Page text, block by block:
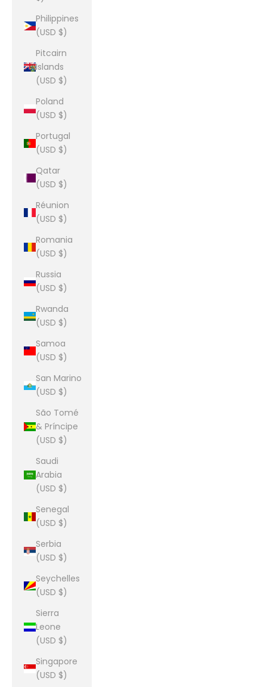
Philippines
(USD $)
Pitcairn
Islands
(USD $)
Poland
(USD $)
Portugal
(USD $)
Qatar
(USD $)
Réunion
(USD $)
Romania
(USD $)
Russia
(USD $)
Rwanda
(USD $)
Samoa
(USD $)
San Marino
(USD $)
São Tomé
& Príncipe
(USD $)
Saudi
Arabia
(USD $)
Senegal
(USD $)
Serbia
(USD $)
Seychelles
(USD $)
Sierra
Leone
(USD $)
Singapore
(USD $)